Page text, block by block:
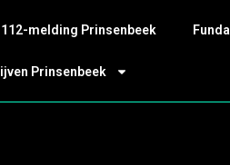
112-melding Prinsenbeek Funda
Prinsenbeek